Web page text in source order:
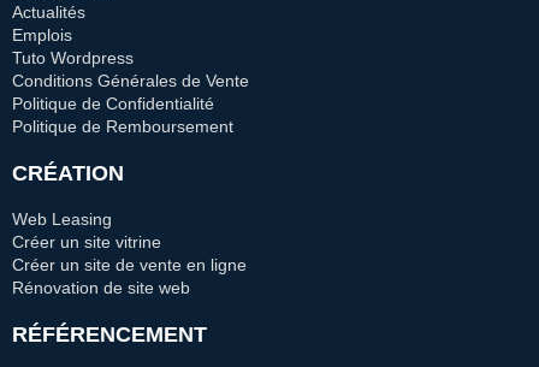
Actualités
Emplois
Tuto Wordpress
Conditions Générales de Vente
Politique de Confidentialité
Politique de Remboursement
CRÉATION
Web Leasing
Créer un site vitrine
Créer un site de vente en ligne
Rénovation de site web
RÉFÉRENCEMENT